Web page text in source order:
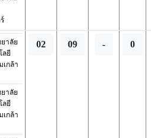
าลัย
ลยี
เกล้า
าลัย
ลยี
เกล้า
02 09 - 0